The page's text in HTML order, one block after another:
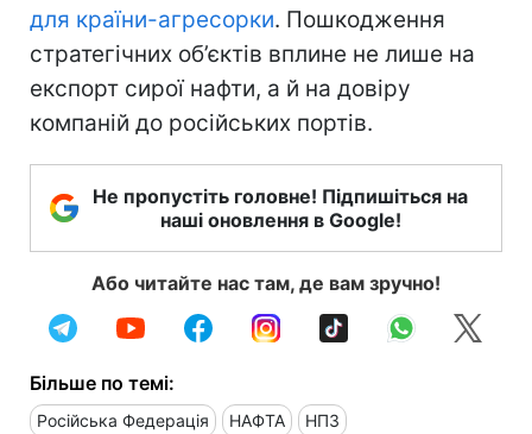
для країни-агресорки. Пошкодження
стратегічних об’єктів вплине не лише на
експорт сирої нафти, а й на довіру
компаній до російських портів.
Не пропустіть головне! Підпишіться на
наші оновлення в Google!
Або читайте нас там, де вам зручно!
Більше по темі:
Російська Федерація НАФТА НПЗ